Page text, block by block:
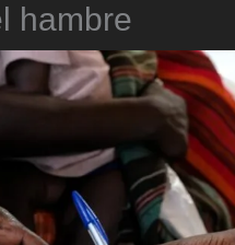
hambre